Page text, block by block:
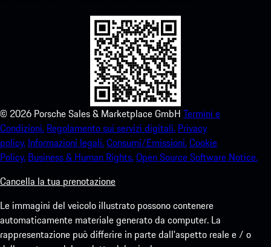
© 2026 Porsche Sales & Marketplace GmbH Termini e
Condizioni. Regolamento sui servizi digitali. Privacy
policy. Informazioni legali.Consumi/Emissioni.Cookie
Policy. Business & Human Rights.Open Source Software Notice.
Cancella la tua prenotazione
Le immagini del veicolo illustrato possono contenere
automaticamente materiale generato da computer. La
rappresentazione può differire in parte dall'aspetto reale e / o